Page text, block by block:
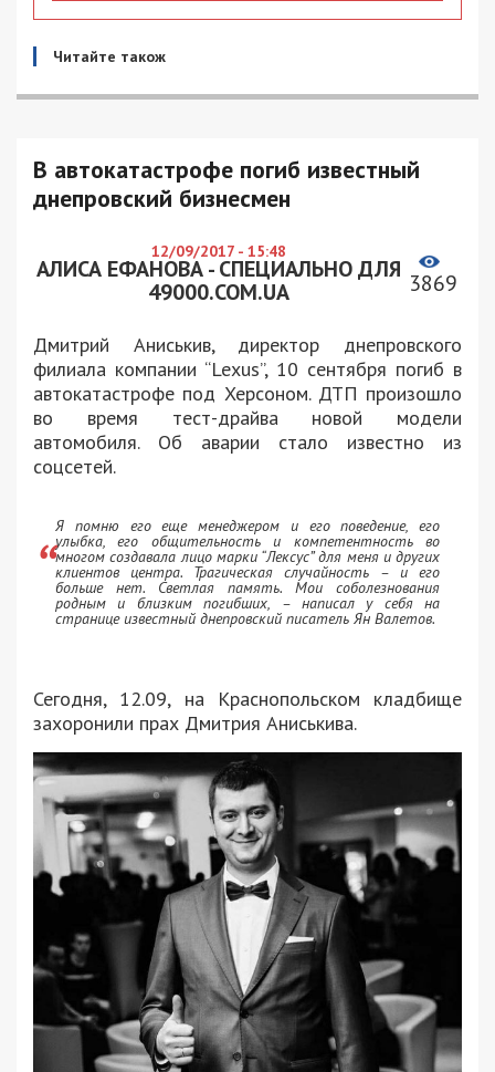
Читайте також
В автокатастрофе погиб известный
днепровский бизнесмен
12/09/2017 - 15:48
АЛИСА ЕФАНОВА - СПЕЦИАЛЬНО ДЛЯ
49000.COM.UA
3869
Дмитрий Аниськив, директор днепровского
филиала компании “Lexus”, 10 сентября погиб в
автокатастрофе под Херсоном. ДТП произошло
во время тест-драйва новой модели
автомобиля. Об аварии стало известно из
соцсетей.
Я помню его еще менеджером и его поведение, его
улыбка, его общительность и компетентность во
многом создавала лицо марки “Лексус” для меня и других
клиентов центра. Трагическая случайность – и его
больше нет. Светлая память. Мои соболезнования
родным и близким погибших, – написал у себя на
странице известный днепровский писатель Ян Валетов.
Сегодня, 12.09, на Краснопольском кладбище
захоронили прах Дмитрия Аниськива.